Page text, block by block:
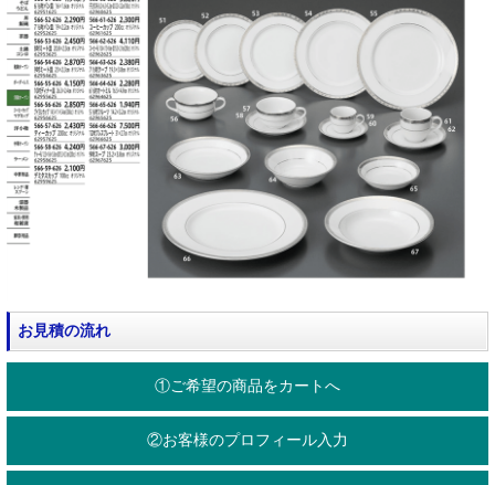
お見積の流れ
①ご希望の商品をカートへ
②お客様のプロフィール入力